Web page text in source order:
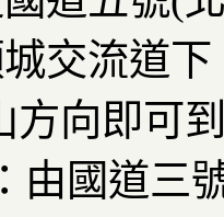
交流道
方向即可
由國道三